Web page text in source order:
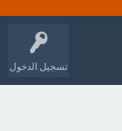
تسجيل الدخول